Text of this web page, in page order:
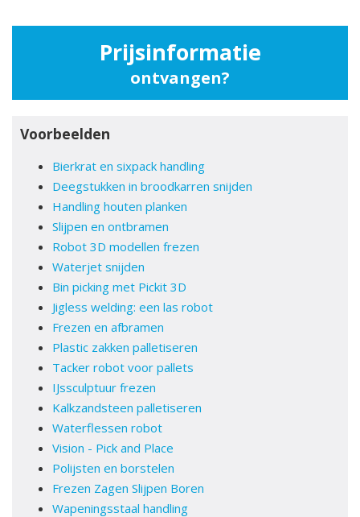
Prijsinformatie
ontvangen?
Voorbeelden
Bierkrat en sixpack handling
Deegstukken in broodkarren snijden
Handling houten planken
Slijpen en ontbramen
Robot 3D modellen frezen
Waterjet snijden
Bin picking met Pickit 3D
Jigless welding: een las robot
Frezen en afbramen
Plastic zakken palletiseren
Tacker robot voor pallets
IJssculptuur frezen
Kalkzandsteen palletiseren
Waterflessen robot
Vision - Pick and Place
Polijsten en borstelen
Frezen Zagen Slijpen Boren
Wapeningsstaal handling